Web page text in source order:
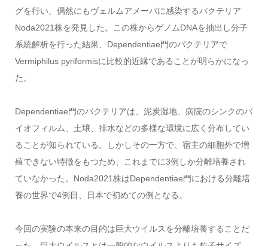
グを行い、偶然にもヴェルムアメーバに感染するバクテリア
Noda2021株を発見した。この株からゲノムDNAを抽出し分子
系統解析を行った結果、Dependentiae門のバクテリアで
Vermiphilus pyriformisに比較的近縁であることが明らかになっ
た。
Dependentiae門のバクテリアは、泥炭湿地、病院のシンクのバ
イオフィルム、土壌、排水などの多様な環境に広く分布してい
ることが知られている。しかしその一方で、宿主の細胞外で増
殖できない特徴をもつため、これまでに3例しか分離培養され
ていなかった。Noda2021株はDependentiae門における分離培
養の世界で4例目、日本で初めての例となる。
今回の実験の本来の目的は巨大ウイルスを分離培養することだ